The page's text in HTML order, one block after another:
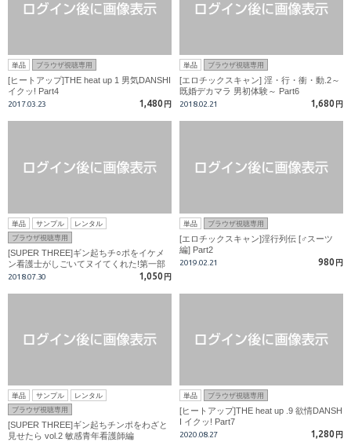
単品 ブラウザ視聴専用
[ヒートアップ]THE heat up 1 男気DANSHI
イクッ! Part4
2017.03.23 1,480 円
単品 ブラウザ視聴専用
[エロチックスキャン] 淫・行・衝・動.2～
既婚デカマラ 男初体験～ Part6
2018.02.21 1,680 円
単品 サンプル
レンタル
ブラウザ視聴専用
[SUPER THREE]ギン起ちチ○ポをイケメ
ン看護士がしごいてヌイてくれた!第一部
後編 イケメンエリートＤｒ編
2018.07.30 1,050 円
単品 ブラウザ視聴専用
[エロチックスキャン]淫行列伝 [♂スーツ
編] Part2
2019.02.21 980 円
単品 サンプル
レンタル
ブラウザ視聴専用
[SUPER THREE]ギン起ちチンポをわざと
見せたら vol.2 敏感青年看護師編
単品 ブラウザ視聴専用
[ヒートアップ]THE heat up .9 欲情DANSH
I イクッ! Part7
2020.08.27 1,280 円